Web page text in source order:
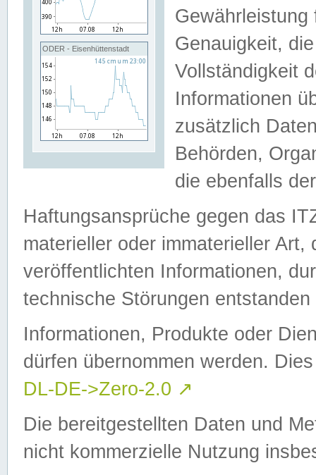
ODER - Eisenhüttenstadt
Genauigkeit,
Vollständigkeit
Informationen
zusätzlich
Behörden,
die ebenfalls
Haftungsansprüche gegen das
materieller oder immaterieller
veröffentlichten Informationen,
technische Störungen
Informationen, Produkte oder
dürfen übernommen werden.
DL-DE->Zero-2.0 ↗
Die bereitgestellten Daten und
nicht kommerzielle Nutzung